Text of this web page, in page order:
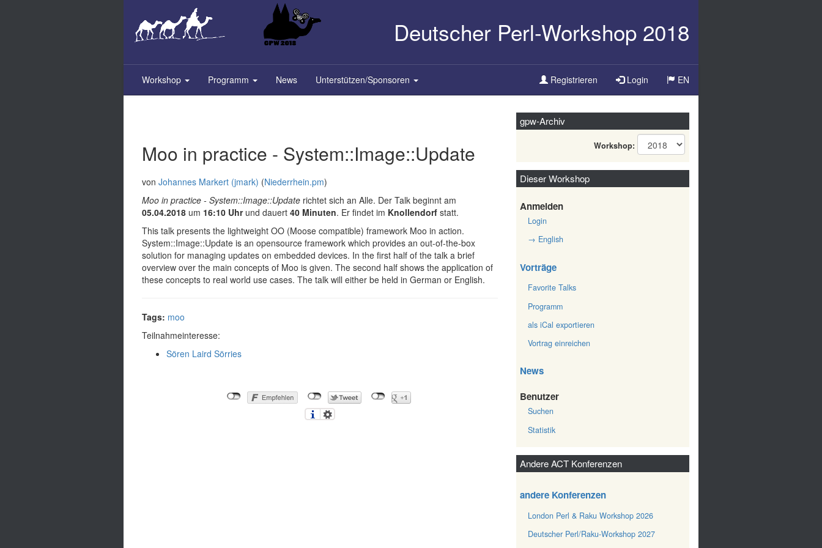
main
content
Deutscher Perl-Workshop 2018
Workshop Programm News Unterstützen/Sponsoren Registrieren Login EN
Moo in practice - System::Image::Update
von Johannes Markert (‎jmark‎) (Niederrhein.pm)
Moo in practice - System::Image::Update richtet sich an Alle. Der Talk beginnt am
05.04.2018 um 16:10 Uhrund dauert 40 Minuten. Er findet im Knollendorf statt.
This talk presents the lightweight OO (Moose compatible) framework Moo in action.
System::Image::Update is an opensource framework which provides an out-of-the-box
solution for managing updates on embedded devices. In the first half of the talk a brief
overview over the main concepts of Moo is given. The second half shows the application of
these concepts to real world use cases. The talk will either be held in German or English.
Tags: moo
Teilnahmeinteresse:
Sören Laird Sörries
gpw-Archiv
Workshop:
Dieser Workshop
Anmelden
Login
→ English
Vorträge
Favorite Talks
Programm
als iCal exportieren
Vortrag einreichen
News
Benutzer
Suchen
Statistik
Andere ACT Konferenzen
andere Konferenzen
London Perl & Raku Workshop 2026
Deutscher Perl/Raku-Workshop 2027